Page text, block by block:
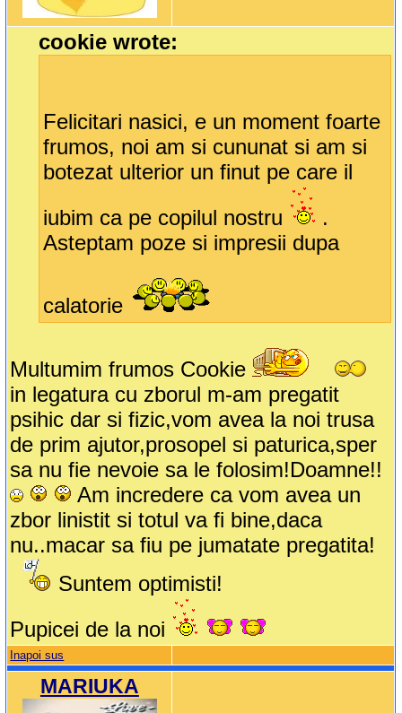
cookie wrote:
Felicitari nasici, e un moment foarte
frumos, noi am si cununat si am si
botezat ulterior un finut pe care il
iubim ca pe copilul nostru
.
Asteptam poze si impresii dupa
calatorie
Multumim frumos Cookie
in legatura cu zborul m-am pregatit
psihic dar si fizic,vom avea la noi trusa
de prim ajutor,prosopel si paturica,sper
sa nu fie nevoie sa le folosim!Doamne!!
Am incredere ca vom avea un
zbor linistit si totul va fi bine,daca
nu..macar sa fiu pe jumatate pregatita!
Suntem optimisti!
Pupicei de la noi
Inapoi sus
MARIUKA